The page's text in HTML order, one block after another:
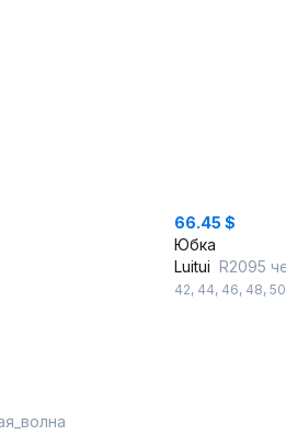
66.45 $
Юбка
Luitui R2095
42, 44, 46, 48, 50